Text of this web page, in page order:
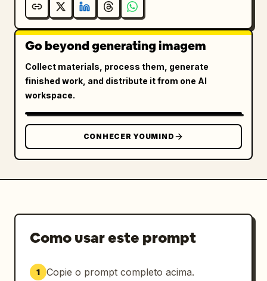
Go beyond generating imagem
Collect materials, process them, generate
finished work, and distribute it from one AI
workspace.
CONHECER YOUMIND
Como usar este prompt
1 Copie o prompt completo acima.